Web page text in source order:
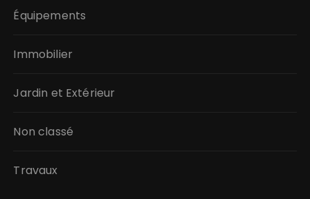
Équipements
Immobilier
Jardin et Extérieur
Non classé
Travaux